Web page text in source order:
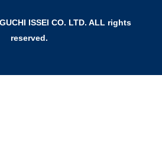
ISSEI CO. LTD. ALL rights
reserved.